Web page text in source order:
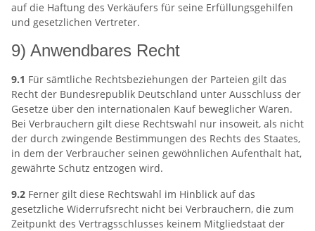
auf die Haftung des Verkäufers für seine Erfüllungsgehilfen
und gesetzlichen Vertreter.
9) Anwendbares Recht
9.1 Für sämtliche Rechtsbeziehungen der Parteien gilt das
Recht der Bundesrepublik Deutschland unter Ausschluss der
Gesetze über den internationalen Kauf beweglicher Waren.
Bei Verbrauchern gilt diese Rechtswahl nur insoweit, als nicht
der durch zwingende Bestimmungen des Rechts des Staates,
in dem der Verbraucher seinen gewöhnlichen Aufenthalt hat,
gewährte Schutz entzogen wird.
9.2 Ferner gilt diese Rechtswahl im Hinblick auf das
gesetzliche Widerrufsrecht nicht bei Verbrauchern, die zum
Zeitpunkt des Vertragsschlusses keinem Mitgliedstaat der